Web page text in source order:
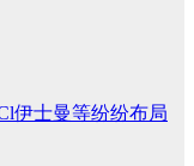
伊士曼等纷纷布局